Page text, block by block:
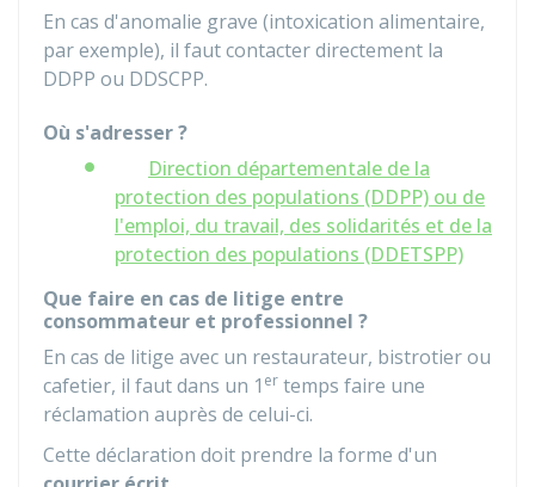
En cas d'anomalie grave (intoxication alimentaire,
par exemple), il faut contacter directement la
DDPP ou DDSCPP.
Où s'adresser ?
Direction départementale de la
protection des populations (DDPP) ou de
l'emploi, du travail, des solidarités et de la
protection des populations (DDETSPP)
Que faire en cas de litige entre
consommateur et professionnel ?
En cas de litige avec un restaurateur, bistrotier ou
cafetier, il faut dans un 1 er temps faire une
réclamation auprès de celui-ci.
Cette déclaration doit prendre la forme d'un